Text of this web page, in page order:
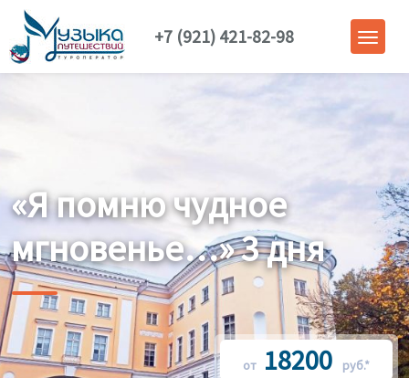
+7 (921) 421-82-98
«Я помню чудное
мгновенье…» 3 дня
от 18200 руб.*